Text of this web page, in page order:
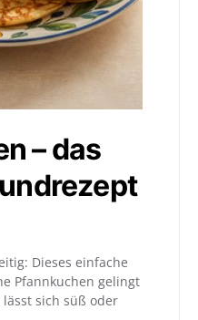
– das
Dieses einfache
Pfannkuchen gelingt
sich süß oder